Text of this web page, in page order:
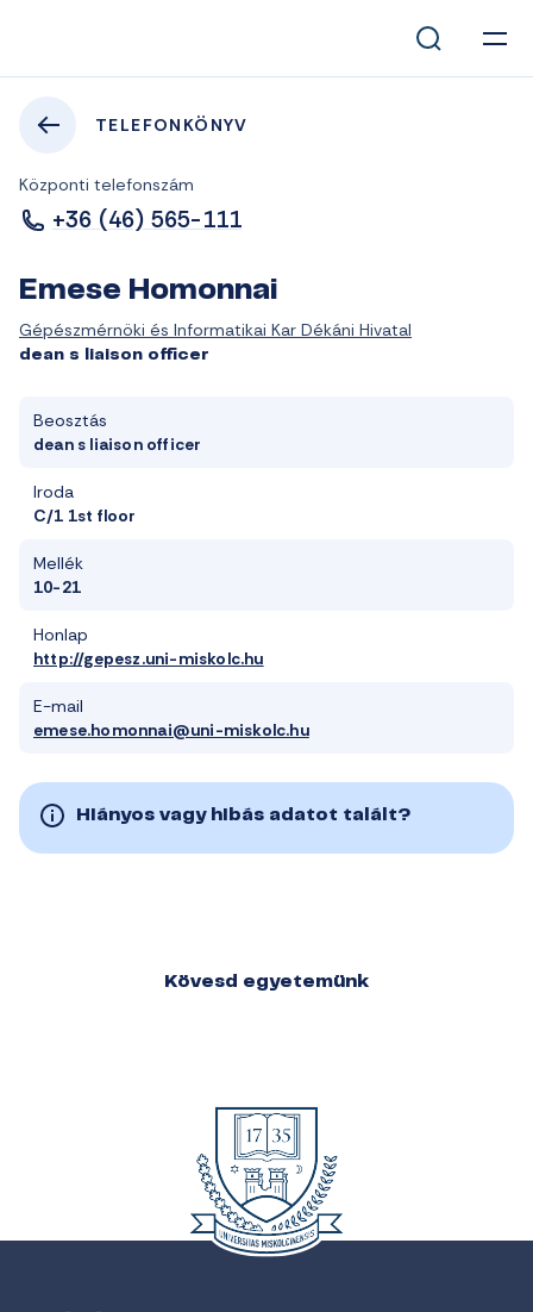
TELEFONKÖNYV
Központi telefonszám
+36 (46) 565-111
Emese Homonnai
Gépészmérnöki és Informatikai Kar Dékáni Hivatal
dean s liaison officer
Beosztás
dean s liaison officer
Iroda
C/1 1st floor
Mellék
10-21
Honlap
http://gepesz.uni-miskolc.hu
E-mail
emese.homonnai@uni-miskolc.hu
Hiányos vagy hibás adatot talált?
Kövesd egyetemünk